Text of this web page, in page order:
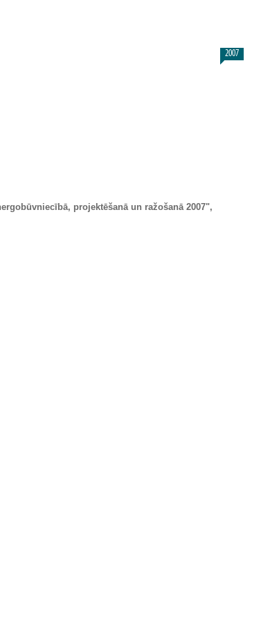
2007
projektēšanā un ražošanā 2007",